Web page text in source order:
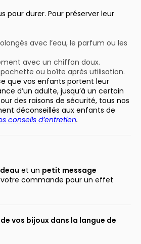
pour durer. Pour préserver leur
avec l’eau, le parfum ou les
avec un chiffon doux.
ou boîte après utilisation.
que vos enfants portent leur
d’un adulte, jusqu’à un certain
des raisons de sécurité, tous nos
déconseillés aux enfants de
conseils d’entretien.
et un petit message
votre commande pour un effet
vos bijoux dans la langue de